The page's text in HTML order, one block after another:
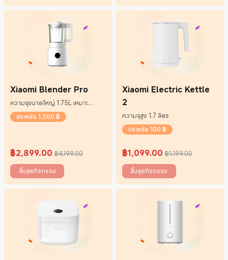
Xiaomi Blender Pro
ความจุขนาดใหญ่ 1.75L เหมาะ
สำหรับการแบ่งปัน
ประหยัด 1,300 ฿
฿2,899.00
Current Price ฿2899
฿4,199.00
ราคาโปรโมชั่น ฿4,199.00
สิ้นสุดกิจกรรม
Xiaomi Electric Kettle
2
ความจุสูง 1.7 ลิตร
ประหยัด 100 ฿
฿1,099.00
Current Price ฿1099
฿1,199.00
ราคาโปรโมชั่น ฿1,199.00
สิ้นสุดกิจกรรม